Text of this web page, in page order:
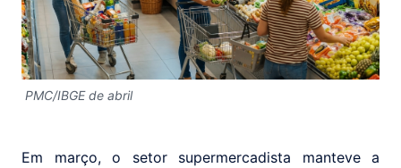
PMC/IBGE de abril
Em março, o setor supermercadista manteve a